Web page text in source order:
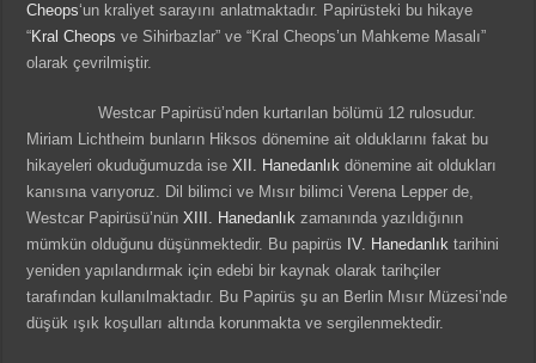
Cheops‘un kraliyet sarayını anlatmaktadır. Papirüsteki bu hikaye
“Kral Cheops ve Sihirbazlar” ve “Kral Cheops’un Mahkeme Masalı”
olarak çevrilmiştir.
Westcar Papirüsü’nden kurtarılan bölümü 12 rulosudur.
Miriam Lichtheim bunların Hiksos dönemine ait olduklarını fakat bu
hikayeleri okuduğumuzda iseXII. Hanedanlık dönemine ait oldukları
kanısına varıyoruz. Dil bilimci ve Mısır bilimci Verena Lepper de,
Westcar Papirüsü’nünXIII. Hanedanlık zamanında yazıldığının
mümkün olduğunu düşünmektedir. Bu papirüs IV. Hanedanlık tarihini
yeniden yapılandırmak için edebi bir kaynak olarak tarihçiler
tarafından kullanılmaktadır. Bu Papirüs şu an Berlin Mısır Müzesi’nde
düşük ışık koşulları altında korunmakta ve sergilenmektedir.